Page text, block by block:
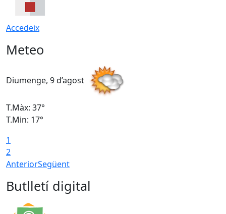
Accedeix
Meteo
Diumenge, 9 d’agost
T.Màx: 37°
T.Min: 17°
1
2
AnteriorSegüent
Butlletí digital